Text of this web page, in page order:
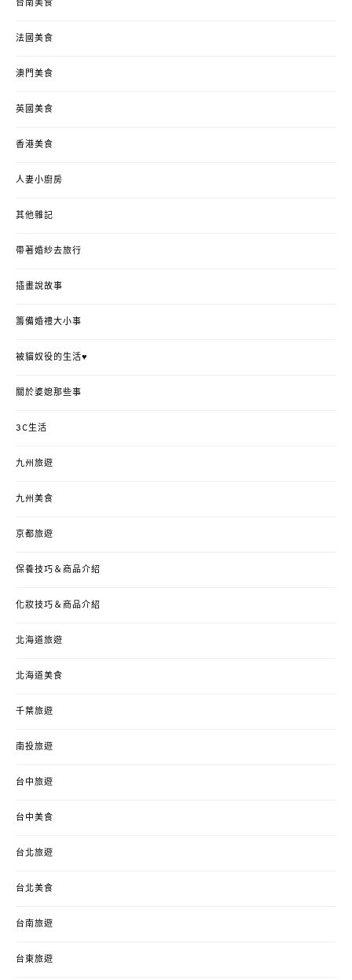
台南美食
法國美食
澳門美食
英國美食
香港美食
人妻小廚房
其他雜記
帶著婚紗去旅行
插畫說故事
籌備婚禮大小事
被貓奴役的生活♥
關於婆媳那些事
3C生活
九州旅遊
九州美食
京都旅遊
保養技巧＆商品介紹
化妝技巧＆商品介紹
北海道旅遊
北海道美食
千葉旅遊
南投旅遊
台中旅遊
台中美食
台北旅遊
台北美食
台南旅遊
台東旅遊